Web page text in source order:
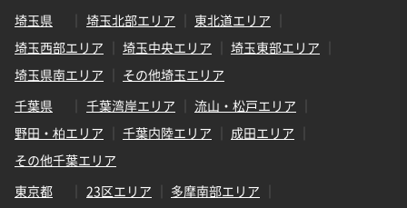
埼玉県
埼玉北部エリア
東北道エリア
埼玉西部エリア
埼玉中央エリア
埼玉東部エリア
埼玉県南エリア
その他埼玉エリア
千葉県
千葉湾岸エリア
流山・松戸エリア
野田・柏エリア
千葉内陸エリア
成田エリア
その他千葉エリア
東京都
23区エリア
多摩南部エリア